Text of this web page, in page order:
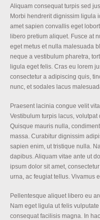
Aliquam consequat turpis sed
Morbi hendrerit dignissim ligula
amet sapien convallis eget
libero pretium aliquet. Fusce at
eget metus et nulla malesuada
neque a vestibulum pharetra,
ligula eget felis. Cras eu lorem
consectetur a adipiscing quis,
nunc, et sodales lacus
Praesent lacinia congue velit
Vestibulum turpis lacus,
Quisque mauris nulla,
massa. Curabitur dignissim
sapien enim, ut tristique nulla.
dapibus. Aliquam vitae ante ut
ipsum dolor sit amet,
urna, ac feugiat tellus. Vivamus
Pellentesque aliquet libero eu
Nam eget ligula ut felis
consequat facilisis magna. In